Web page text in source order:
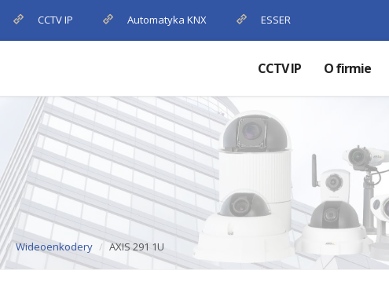
CCTV IP Automatyka KNX ESSER
CCTV IP O firmie
Wideoenkodery AXIS 291 1U